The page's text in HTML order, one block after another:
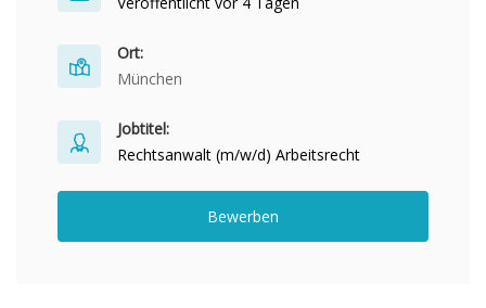
Ort:
München
Jobtitel:
Rechtsanwalt (m/w/d) Arbeitsrecht
Bewerben